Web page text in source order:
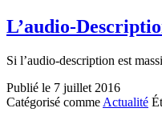
L’audio-
Si l’audio-description est
Publié le 7 juillet 2016
Catégorisé comme Actualité